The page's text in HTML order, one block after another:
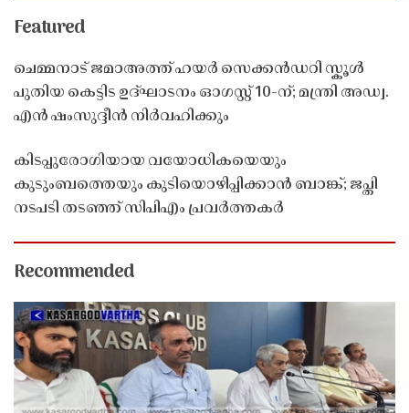
Featured
ചെമ്മനാട് ജമാഅത്ത് ഹയർ സെക്കൻഡറി സ്കൂൾ
പുതിയ കെട്ടിട ഉദ്ഘാടനം ഓഗസ്റ്റ് 10-ന്; മന്ത്രി അഡ്വ.
എൻ ഷംസുദ്ദീൻ നിർവഹിക്കും
കിടപ്പുരോഗിയായ വയോധികയെയും
കുടുംബത്തെയും കുടിയൊഴിപ്പിക്കാൻ ബാങ്ക്; ജപ്തി
നടപടി തടഞ്ഞ് സിപിഎം പ്രവർത്തകർ
Recommended